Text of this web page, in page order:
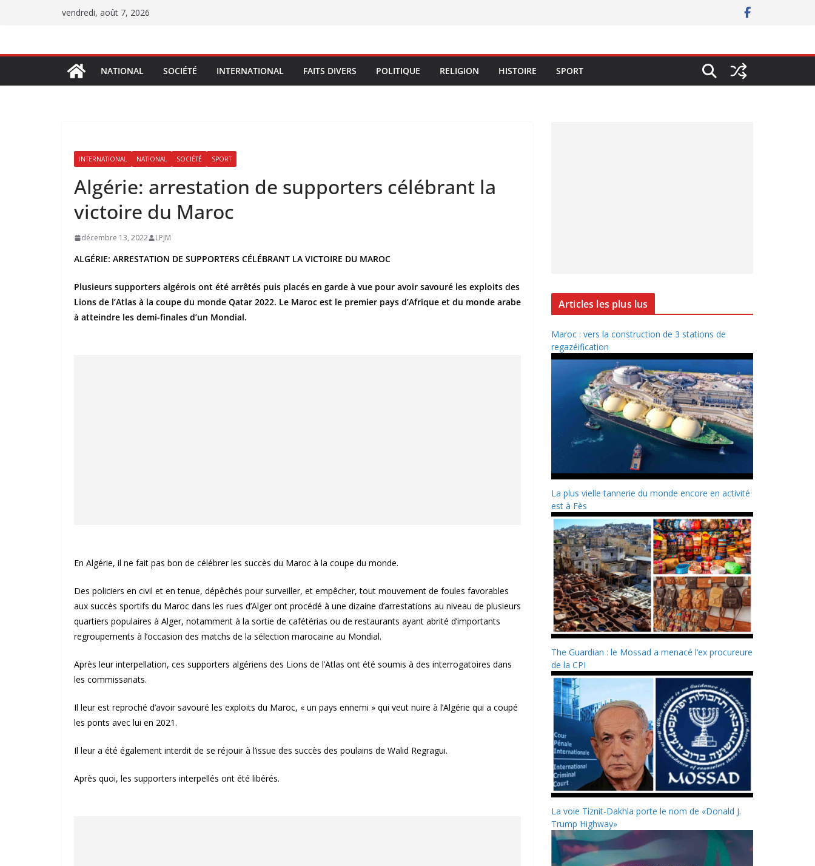
vendredi, août 7, 2026
NATIONAL SOCIÉTÉ INTERNATIONAL FAITS DIVERS POLITIQUE RELIGION HISTOIRE SPORT
INTERNATIONAL NATIONAL SOCIÉTÉ SPORT
Algérie: arrestation de supporters célébrant la
victoire du Maroc
décembre 13, 2022 LPJM
ALGÉRIE: ARRESTATION DE SUPPORTERS CÉLÉBRANT LA VICTOIRE DU MAROC
Plusieurs supporters algérois ont été arrêtés puis placés en garde à vue pour avoir savouré les exploits des
Lions de l’Atlas à la coupe du monde Qatar 2022. Le Maroc est le premier pays d’Afrique et du monde arabe
à atteindre les demi-finales d’un Mondial.
En Algérie, il ne fait pas bon de célébrer les succès du Maroc à la coupe du monde.
Des policiers en civil et en tenue, dépêchés pour surveiller, et empêcher, tout mouvement de foules favorables
aux succès sportifs du Maroc dans les rues d’Alger ont procédé à une dizaine d’arrestations au niveau de plusieurs
quartiers populaires à Alger, notamment à la sortie de cafétérias ou de restaurants ayant abrité d’importants
regroupements à l’occasion des matchs de la sélection marocaine au Mondial.
Après leur interpellation, ces supporters algériens des Lions de l’Atlas ont été soumis à des interrogatoires dans
les commissariats.
Il leur est reproché d’avoir savouré les exploits du Maroc, « un pays ennemi » qui veut nuire à l’Algérie qui a coupé
les ponts avec lui en 2021.
Il leur a été également interdit de se réjouir à l’issue des succès des poulains de Walid Regragui.
Après quoi, les supporters interpellés ont été libérés.
Articles les plus lus
Maroc : vers la construction de 3 stations de
regazéification
La plus vielle tannerie du monde encore en activité
est à Fès
The Guardian : le Mossad a menacé l’ex procureure
de la CPI
La voie Tiznit-Dakhla porte le nom de «Donald J.
Trump Highway»